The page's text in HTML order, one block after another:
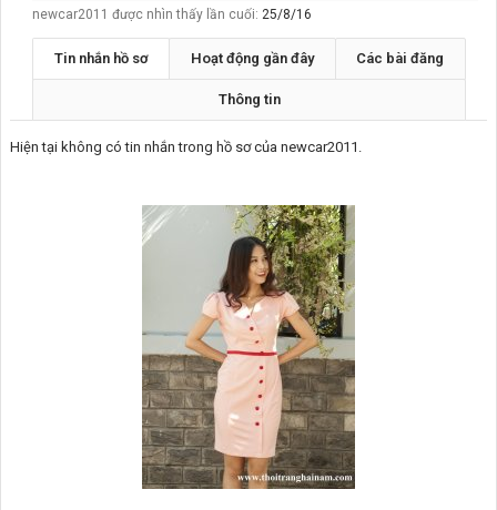
newcar2011 được nhìn thấy lần cuối: 25/8/16
Tin nhắn hồ sơ Hoạt động gần đây Các bài đăng
Thông tin
Hiện tại không có tin nhắn trong hồ sơ của newcar2011.